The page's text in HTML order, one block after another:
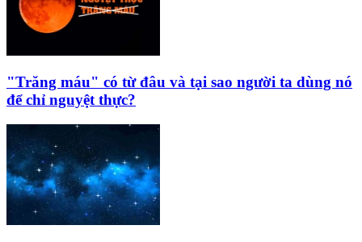
"Trăng máu" có từ đâu và tại sao người ta dùng nó
để chỉ nguyệt thực?